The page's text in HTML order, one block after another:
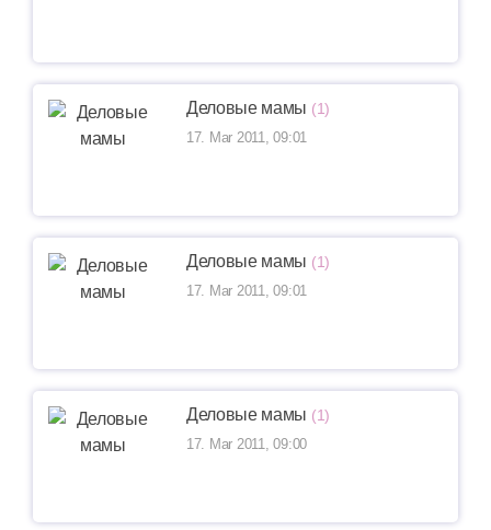
Деловые мамы (1)
17. Mar 2011, 09:01
Деловые мамы (1)
17. Mar 2011, 09:01
Деловые мамы (1)
17. Mar 2011, 09:00